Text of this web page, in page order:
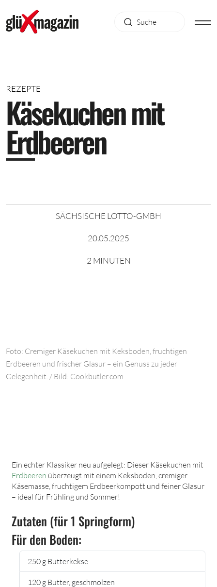
REZEPTE
Käsekuchenmit
Erdbeeren
SÄCHSISCHE LOTTO-GMBH
20.05.2025
2 MINUTEN
Foto: Cremiger Käsekuchen mit Keksboden, fruchtigen
Erdbeeren und frischer Glasur – ein Genuss zu jeder
Gelegenheit. / Bild: Cookbutler.com
Ein echter Klassiker neu aufgelegt: Dieser Käsekuchen mit
Erdbeeren überzeugt mit einem Keksboden, cremiger
Käsemasse, fruchtigem Erdbeerkompott und feiner Glasur
– ideal für Frühling und Sommer!
Zutaten (für 1 Springform)
Für den Boden:
250 g Butterkekse
120 g Butter, geschmolzen